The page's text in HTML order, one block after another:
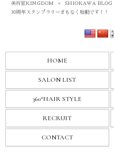
美容室KINGDOM » SHIOKAWA BLOG
30周年スタンプラリーまもなく始動です！！
HOME
SALON LIST
360°HAIR STYLE
RECRUIT
CONTACT